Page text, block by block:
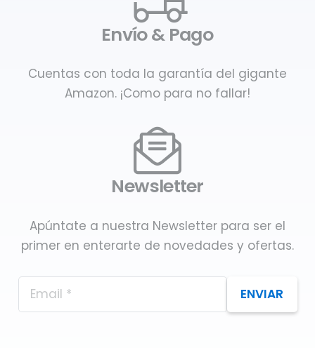
Envío & Pago
Cuentas con toda la garantía del gigante
Amazon. ¡Como para no fallar!
Newsletter
Apúntate a nuestra Newsletter para ser el
primer en enterarte de novedades y ofertas.
ENVIAR